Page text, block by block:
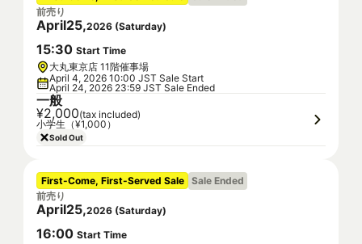
前売り
April25,2026 (Saturday)
15:30 Start Time
大丸東京店 11階催事場
April 4, 2026 10:00 JST Sale Start
April 24, 2026 23:59 JST Sale Ended
一般
¥2,000(tax included)
小学生（¥1,000）
Sold Out
First-Come, First-Served Sale Sale Ended
前売り
April25,2026 (Saturday)
16:00 Start Time